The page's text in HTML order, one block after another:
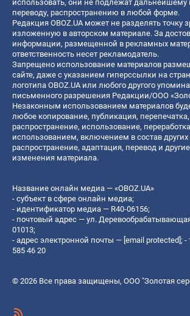
использовать, они не подлежат дальнейшему
переводу, распространению в любой форме.
Редакция OBOZ.UA может не разделять точку
изложенную в авторском материале. За
информации, размещенной в рекламных
ответственность несет рекламодатель.
Запрещено использование материалов
сайте, даже с указанием гиперссылки на
логотипа OBOZ.UA или любого другого
письменного разрешения Редакции/ООО
Незаконным использованием материалов
любое копирование, публикация,
распространение, использование,
использованием, включением в состав других
распространение, адаптация, перевод и
изменения материала.
Название онлайн медиа — «OBOZ.UA»
- субъект в сфере онлайн медиа;
- идентификатор медиа — R40-06156;
- почтовый адрес — ул.
01013;
- адрес электронной почты — [email protected] ; -
585 46 20
© 2026 Все права защищены, ООО "Золотая